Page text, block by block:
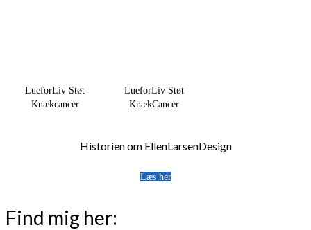
LueforLiv Støt
Knækcancer
LueforLiv Støt
KnækCancer
Historien om EllenLarsenDesign
Læs her
Find mig her: